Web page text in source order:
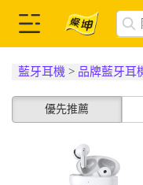
藍牙耳機 > 品牌藍牙耳
優先推薦